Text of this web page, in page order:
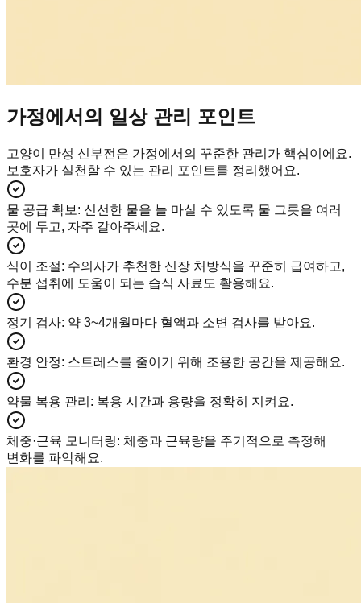
가정에서의 일상 관리 포인트
고양이 만성 신부전은 가정에서의 꾸준한 관리가 핵심이에요.
보호자가 실천할 수 있는 관리 포인트를 정리했어요.
물 공급 확보 : 신선한 물을 늘 마실 수 있도록 물 그릇을 여러
곳에 두고, 자주 갈아주세요.
식이 조절: 수의사가 추천한 신장 처방식을 꾸준히 급여하고,
수분 섭취에 도움이 되는 습식 사료도 활용해요.
정기 검사: 약 3~4개월마다 혈액과 소변 검사를 받아요.
환경 안정: 스트레스를 줄이기 위해 조용한 공간을 제공해요.
약물 복용 관리 : 복용 시간과 용량을 정확히 지켜요.
체중·근육 모니터링: 체중과 근육량을 주기적으로 측정해
변화를 파악해요.